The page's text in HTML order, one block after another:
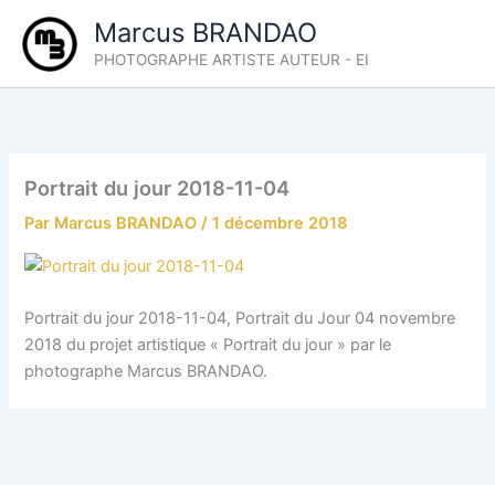
contenu
Marcus BRANDAO
PHOTOGRAPHE ARTISTE AUTEUR - EI
Portrait du jour 2018-11-04
Par Marcus BRANDAO/1 décembre 2018
Portrait du jour 2018-11-04, Portrait du Jour 04 novembre
2018 du projet artistique « Portrait du jour » par le
photographe Marcus BRANDAO.